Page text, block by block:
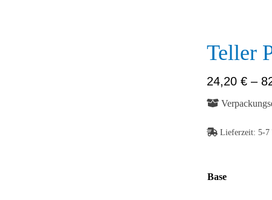
Teller
24,20 €–
Lieferzeit: 5-7
Base